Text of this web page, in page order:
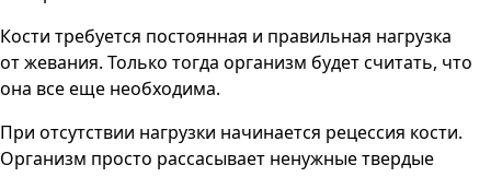
Кости требуется постоянная и правильная нагрузка
от жевания. Только тогда организм будет считать, что
она все еще необходима.
При отсутствии нагрузки начинается рецессия кости.
Организм просто рассасывает ненужные твердые